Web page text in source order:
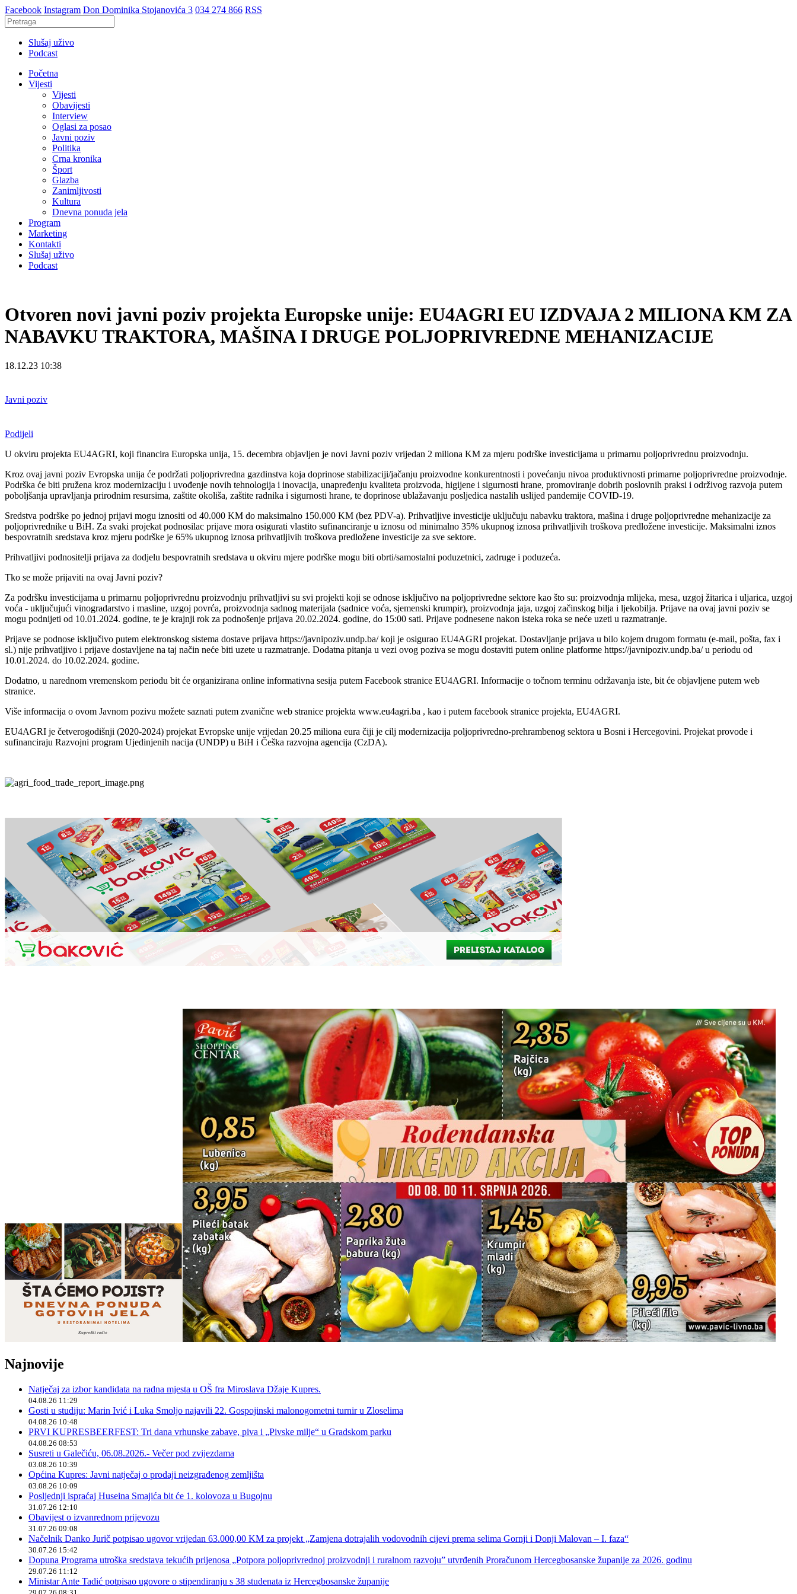
Facebook Instagram Don Dominika Stojanovića 3 034 274 866 RSS
Slušaj uživo
Podcast
Početna
Vijesti
Vijesti
Obavijesti
Interview
Oglasi za posao
Javni poziv
Politika
Crna kronika
Šport
Glazba
Zanimljivosti
Kultura
Dnevna ponuda jela
Program
Marketing
Kontakti
Slušaj uživo
Podcast
Otvoren novi javni poziv projekta Europske unije: EU4AGRI EU IZDVAJA 2 MILIONA KM ZA
NABAVKU TRAKTORA, MAŠINA I DRUGE POLJOPRIVREDNE MEHANIZACIJE
18.12.23 10:38
Javni poziv
Podijeli
U okviru projekta EU4AGRI, koji financira Europska unija, 15. decembra objavljen je novi Javni poziv vrijedan 2 miliona KM za mjeru podrške investicijama u primarnu poljoprivrednu proizvodnju.
Kroz ovaj javni poziv Evropska unija će podržati poljoprivredna gazdinstva koja doprinose stabilizaciji/jačanju proizvodne konkurentnosti i povećanju nivoa produktivnosti primarne poljoprivredne proizvodnje.
Podrška će biti pružena kroz modernizaciju i uvođenje novih tehnologija i inovacija, unapređenju kvaliteta proizvoda, higijene i sigurnosti hrane, promoviranje dobrih poslovnih praksi i održivog razvoja putem
poboljšanja upravljanja prirodnim resursima, zaštite okoliša, zaštite radnika i sigurnosti hrane, te doprinose ublažavanju posljedica nastalih uslijed pandemije COVID-19.
Sredstva podrške po jednoj prijavi mogu iznositi od 40.000 KM do maksimalno 150.000 KM (bez PDV-a). Prihvatljive investicije uključuju nabavku traktora, mašina i druge poljoprivredne mehanizacije za
poljoprivrednike u BiH. Za svaki projekat podnosilac prijave mora osigurati vlastito sufinanciranje u iznosu od minimalno 35% ukupnog iznosa prihvatljivih troškova predložene investicije. Maksimalni iznos
bespovratnih sredstava kroz mjeru podrške je 65% ukupnog iznosa prihvatljivih troškova predložene investicije za sve sektore.
Prihvatljivi podnositelji prijava za dodjelu bespovratnih sredstava u okviru mjere podrške mogu biti obrti/samostalni poduzetnici, zadruge i poduzeća.
Tko se može prijaviti na ovaj Javni poziv?
Za podršku investicijama u primarnu poljoprivrednu proizvodnju prihvatljivi su svi projekti koji se odnose isključivo na poljoprivredne sektore kao što su: proizvodnja mlijeka, mesa, uzgoj žitarica i uljarica, uzgoj
voća - uključujući vinogradarstvo i masline, uzgoj povrća, proizvodnja sadnog materijala (sadnice voća, sjemenski krumpir), proizvodnja jaja, uzgoj začinskog bilja i ljekobilja. Prijave na ovaj javni poziv se
mogu podnijeti od 10.01.2024. godine, te je krajnji rok za podnošenje prijava 20.02.2024. godine, do 15:00 sati. Prijave podnesene nakon isteka roka se neće uzeti u razmatranje.
Prijave se podnose isključivo putem elektronskog sistema dostave prijava https://javnipoziv.undp.ba/ koji je osigurao EU4AGRI projekat. Dostavljanje prijava u bilo kojem drugom formatu (e-mail, pošta, fax i
sl.) nije prihvatljivo i prijave dostavljene na taj način neće biti uzete u razmatranje. Dodatna pitanja u vezi ovog poziva se mogu dostaviti putem online platforme https://javnipoziv.undp.ba/ u periodu od
10.01.2024. do 10.02.2024. godine.
Dodatno, u narednom vremenskom periodu bit će organizirana online informativna sesija putem Facebook stranice EU4AGRI. Informacije o točnom terminu održavanja iste, bit će objavljene putem web
stranice.
Više informacija o ovom Javnom pozivu možete saznati putem zvanične web stranice projekta www.eu4agri.ba , kao i putem facebook stranice projekta, EU4AGRI.
EU4AGRI je četverogodišnji (2020-2024) projekat Evropske unije vrijedan 20.25 miliona eura čiji je cilj modernizacija poljoprivredno-prehrambenog sektora u Bosni i Hercegovini. Projekat provode i
sufinanciraju Razvojni program Ujedinjenih nacija (UNDP) u BiH i Češka razvojna agencija (CzDA).
Najnovije
Natječaj za izbor kandidata na radna mjesta u OŠ fra Miroslava Džaje Kupres.
04.08.26 11:29
Gosti u studiju: Marin Ivić i Luka Smoljo najavili 22. Gospojinski malonogometni turnir u Zloselima
04.08.26 10:48
PRVI KUPRESBEERFEST: Tri dana vrhunske zabave, piva i „Pivske milje“ u Gradskom parku
04.08.26 08:53
Susreti u Galečiću, 06.08.2026.- Večer pod zvijezdama
03.08.26 10:39
Općina Kupres: Javni natječaj o prodaji neizgrađenog zemljišta
03.08.26 10:09
Posljednji ispraćaj Huseina Smajića bit će 1. kolovoza u Bugojnu
31.07.26 12:10
Obavijest o izvanrednom prijevozu
31.07.26 09:08
Načelnik Danko Jurič potpisao ugovor vrijedan 63.000,00 KM za projekt „Zamjena dotrajalih vodovodnih cijevi prema selima Gornji i Donji Malovan – I. faza“
30.07.26 15:42
Dopuna Programa utroška sredstava tekućih prijenosa „Potpora poljoprivrednoj proizvodnji i ruralnom razvoju” utvrđenih Proračunom Hercegbosanske županije za 2026. godinu
29.07.26 11:12
Ministar Ante Tadić potpisao ugovore o stipendiranju s 38 studenata iz Hercegbosanske županije